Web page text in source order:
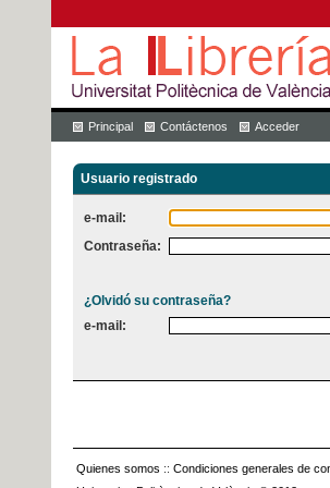
Principal Contáctenos Acceder
Usuario registrado
e-mail:
Contraseña:
¿Olvidó su contraseña?
e-mail:
Quienes somos :: Condiciones generales de